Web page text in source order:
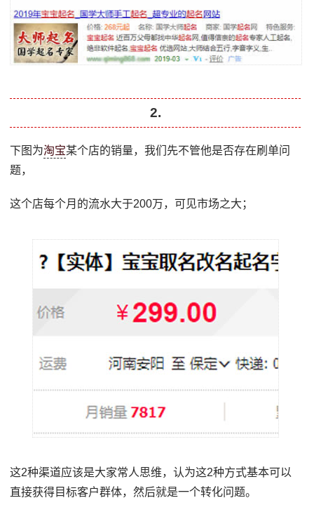
2.
下图为淘宝某个店的销量，我们先不管他是否存在刷单问
题，
这个店每个月的流水大于200万，可见市场之大；
这2种渠道应该是大家常人思维，认为这2种方式基本可以
直接获得目标客户群体，然后就是一个转化问题。